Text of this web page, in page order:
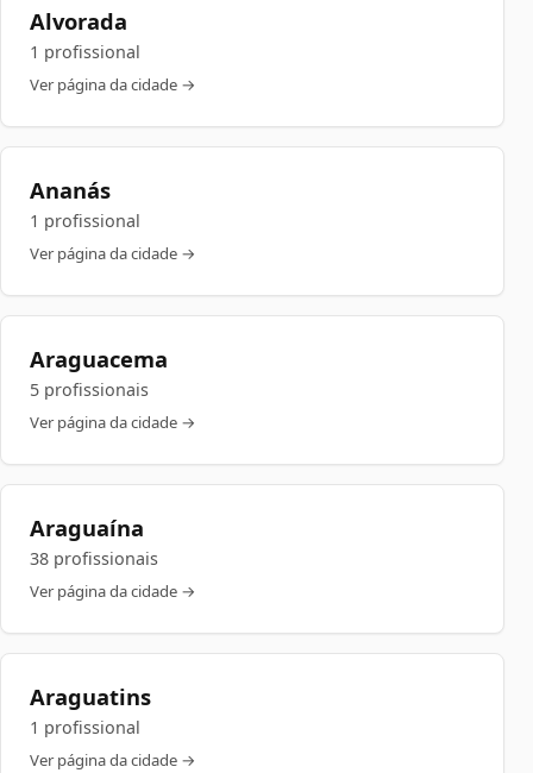
Alvorada
1 profissional
Ver página da cidade →
Ananás
1 profissional
Ver página da cidade →
Araguacema
5 profissionais
Ver página da cidade →
Araguaína
38 profissionais
Ver página da cidade →
Araguatins
1 profissional
Ver página da cidade →